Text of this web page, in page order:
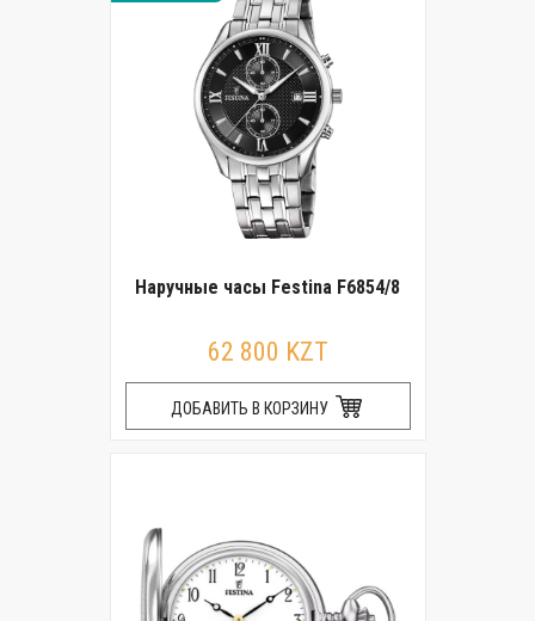
Наручные часы Festina F6854/8
62 800 KZT
ДОБАВИТЬ В КОРЗИНУ